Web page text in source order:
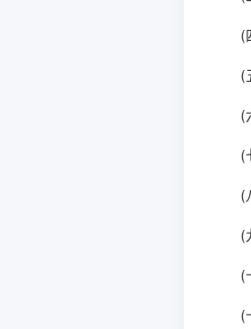
(
(
(
(
(
(
(
(